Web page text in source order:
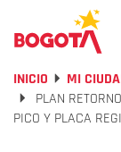
INICIO MI
PLAN
PICO Y PLACA